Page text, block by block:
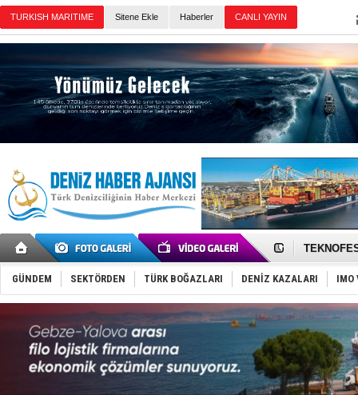
TURKISH MARITIME Sitene Ekle Haberler CANLI YAYIN
TAYK -
Tersane
İngiliz
FESCO,
DESE,
35 milyon
İnsansız
Yüzyıl
Anadolu
Derince,
GÜNDEM SEKTÖRDEN TÜRK BOĞAZLARI DENİZ KAZALARI IMO